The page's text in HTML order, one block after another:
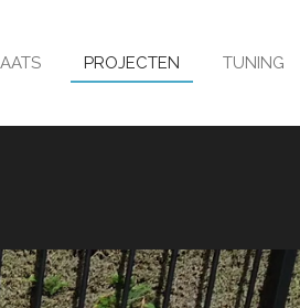
PROJECTEN TUNING